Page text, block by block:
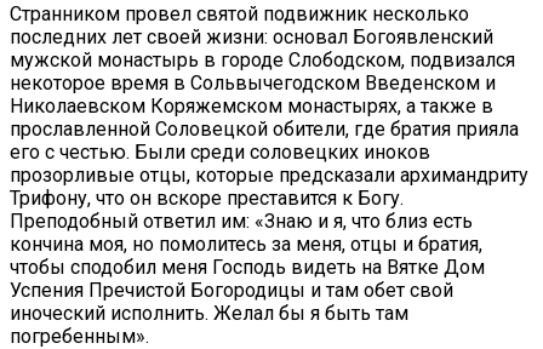
Странником провел святой подвижник несколько
последних лет своей жизни: основал Богоявленский
мужской монастырь в городе Слободском, подвизался
некоторое время в Сольвычегодском Введенском и
Николаевском Коряжемском монастырях, а также в
прославленной Соловецкой обители, где братия прияла
его с честью. Были среди соловецких иноков
прозорливые отцы, которые предсказали архимандриту
Трифону, что он вскоре преставится к Богу.
Преподобный ответил им: «Знаю и я, что близ есть
кончина моя, но помолитесь за меня, отцы и братия,
чтобы сподобил меня Господь видеть на Вятке Дом
Успения Пречистой Богородицы и там обет свой
иноческий исполнить. Желал бы я быть там
погребенным».